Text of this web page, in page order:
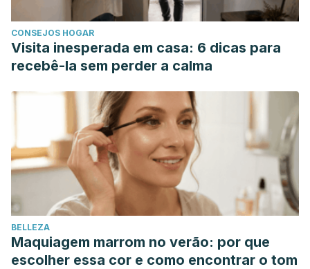
activities of Allium roseum var. odoratissimum (Desf.) Coss
extracts. Industrial Crops and Products.
https://doi.org/10.1016/j.indcrop.2016.05.048
Das, S. (2011). Exploitation of antiviral activity of traditionally
used medicinal plants. Journal of Antivirals and
CONSEJOS HOGAR
Visita inesperada em casa: 6 dicas para
recebê-la sem perder a calma
BELLEZA
Maquiagem marrom no verão: por que
escolher essa cor e como encontrar o tom